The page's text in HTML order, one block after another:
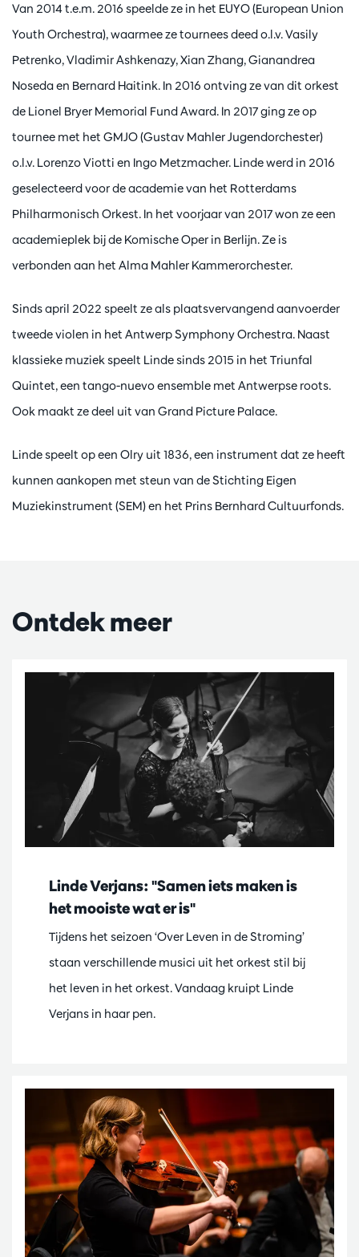
Van 2014 t.e.m. 2016 speelde ze in het EUYO (European Union
Youth Orchestra), waarmee ze tournees deed o.l.v. Vasily
Petrenko, Vladimir Ashkenazy, Xian Zhang, Gianandrea
Noseda en Bernard Haitink. In 2016 ontving ze van dit orkest
de Lionel Bryer Memorial Fund Award. In 2017 ging ze op
tournee met het GMJO (Gustav Mahler Jugendorchester)
o.l.v. Lorenzo Viotti en Ingo Metzmacher. Linde werd in 2016
geselecteerd voor de academie van het Rotterdams
Philharmonisch Orkest. In het voorjaar van 2017 won ze een
academieplek bij de Komische Oper in Berlijn. Ze is
verbonden aan het Alma Mahler Kammerorchester.
Sinds april 2022 speelt ze als plaatsvervangend aanvoerder
tweede violen in het Antwerp Symphony Orchestra. Naast
klassieke muziek speelt Linde sinds 2015 in het Triunfal
Quintet, een tango-nuevo ensemble met Antwerpse roots.
Ook maakt ze deel uit van Grand Picture Palace.
Linde speelt op een Olry uit 1836, een instrument dat ze heeft
kunnen aankopen met steun van de Stichting Eigen
Muziekinstrument (SEM) en het Prins Bernhard Cultuurfonds.
Ontdek meer
Linde Verjans: "Samen iets maken is
het mooiste wat er is"
Tijdens het seizoen ‘Over Leven in de Stroming’
staan verschillende musici uit het orkest stil bij
het leven in het orkest. Vandaag kruipt Linde
Verjans in haar pen.